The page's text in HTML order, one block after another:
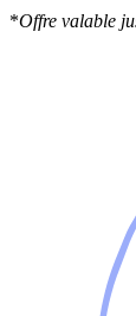
*Offre valable